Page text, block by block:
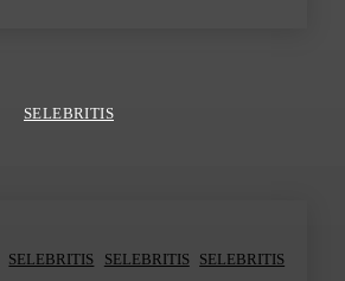
SELEBRITIS
SELEBRITIS SELEBRITIS SELEBRITIS